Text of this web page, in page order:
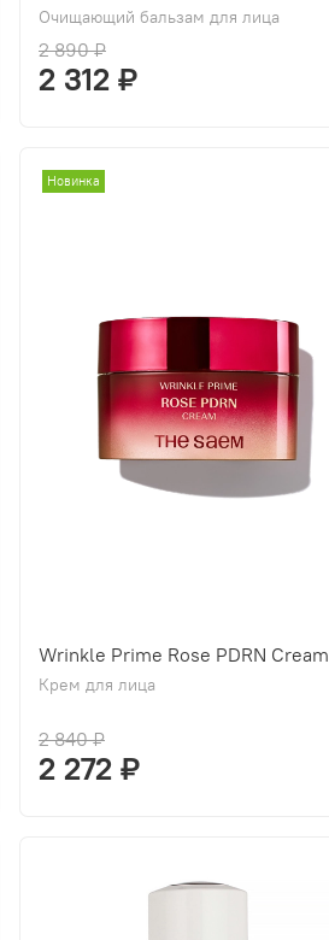
Очищающий бальзам для лица
2 890 ₽
2 312 ₽
Новинка
Wrinkle Prime Rose PDRN Cream
Крем для лица
2 840 ₽
2 272 ₽